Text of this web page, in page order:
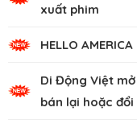
xuất phim
HELLO
Di Động Việt
bán lại hoặc